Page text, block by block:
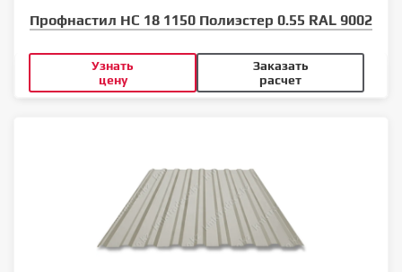
Профнастил НС 18 1150 Полиэстер 0.55 RAL 9002
Узнать
цену
Заказать
расчет